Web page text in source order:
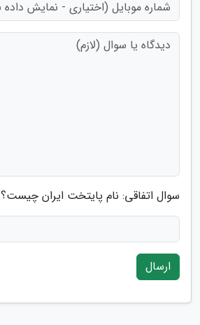
سوال اتفاقی: نام پایتخت ایران چیست؟
ارسال